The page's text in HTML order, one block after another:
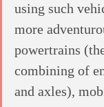
using such
more
powertrains
combining of
and axles),